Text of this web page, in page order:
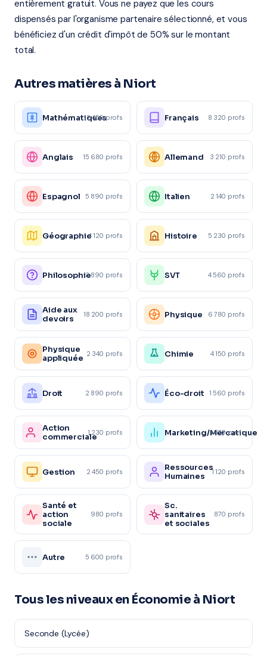
entièrement gratuit. Vous ne payez que les cours
dispensés par l'organisme partenaire sélectionné, et vous
bénéficiez d'un crédit d'impôt de 50% sur le montant
total.
Autres matières à Niort
Mathématiques
12 450 profs Français 8 320 profs
Anglais 15 680 profs Allemand 3 210 profs
Espagnol 5 890 profs Italien 2 140 profs
Géographie4 120 profs Histoire 5 230 profs
Philosophie3 890 profs SVT 4 560 profs
Aide aux
devoirs
18 200 profs Physique 6 780 profs
Physique
appliquée 2 340 profs Chimie 4 150 profs
Droit 2 890 profs Éco-droit 1 560 profs
Action
commerciale1 230 profs Marketing/Mercatique
1 870 profs
Gestion 2 450 profs
Ressources
Humaines
1 120 profs
Santé et
action
sociale
980 profs
Sc.
sanitaires
et sociales
870 profs
Autre 5 600 profs
Tous les niveaux en Économie à Niort
Seconde (Lycée)